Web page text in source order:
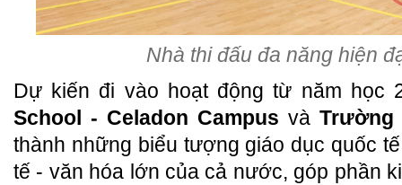
Nhà thi đấu đa năng hiện
Dự kiến đi vào hoạt động từ năm học
School - Celadon Campus và Trường
thành những biểu tượng giáo dục quốc
tế - văn hóa lớn của cả nước, góp phần